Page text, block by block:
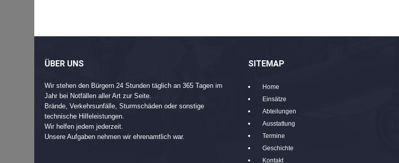
ÜBER UNS
Wir stehen den Bürgern 24 Stunden täglich an 365 Tagen im
Jahr bei Notfällen aller Art zur Seite.
Brände, Verkehrsunfälle, Sturmschäden oder sonstige
technische Hilfeleistungen.
Wir helfen jedem jederzeit.
Unsere Aufgaben nehmen wir ehrenamtlich war.
SITEMAP
Home
Einsätze
Abteilungen
Ausstattung
Termine
Geschichte
Kontakt